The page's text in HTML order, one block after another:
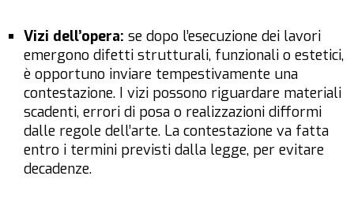
Vizi dell’opera: se dopo l’esecuzione dei lavori
emergono difetti strutturali, funzionali o estetici,
è opportuno inviare tempestivamente una
contestazione. I vizi possono riguardare materiali
scadenti, errori di posa o realizzazioni difformi
dalle regole dell’arte. La contestazione va fatta
entro i termini previsti dalla legge, per evitare
decadenze.